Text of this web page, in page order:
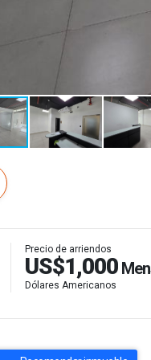
Precio de arriendos
US$1,000
Dólares Americanos